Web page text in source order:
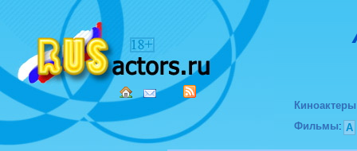
Киноактеры
Фильмы: А